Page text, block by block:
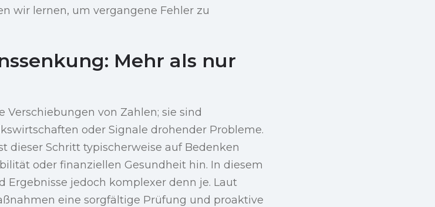
wir lernen, um vergangene Fehler zu
Mehr als nur
von Zahlen; sie sind
oder Signale drohender Probleme.
dieser Schritt typischerweise auf Bedenken
oder finanziellen Gesundheit hin. In diesem
Ergebnisse jedoch komplexer denn je. Laut
eine sorgfältige Prüfung und proaktive